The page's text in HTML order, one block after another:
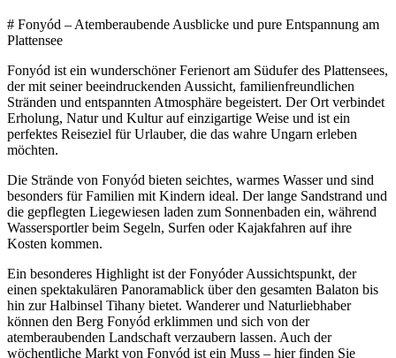
# Fonyód – Atemberaubende Ausblicke und pure Entspannung am
Plattensee
Fonyód ist ein wunderschöner Ferienort am Südufer des Plattensees,
der mit seiner beeindruckenden Aussicht, familienfreundlichen
Stränden und entspannten Atmosphäre begeistert. Der Ort verbindet
Erholung, Natur und Kultur auf einzigartige Weise und ist ein
perfektes Reiseziel für Urlauber, die das wahre Ungarn erleben
möchten.
Die Strände von Fonyód bieten seichtes, warmes Wasser und sind
besonders für Familien mit Kindern ideal. Der lange Sandstrand und
die gepflegten Liegewiesen laden zum Sonnenbaden ein, während
Wassersportler beim Segeln, Surfen oder Kajakfahren auf ihre
Kosten kommen.
Ein besonderes Highlight ist der Fonyóder Aussichtspunkt, der
einen spektakulären Panoramablick über den gesamten Balaton bis
hin zur Halbinsel Tihany bietet. Wanderer und Naturliebhaber
können den Berg Fonyód erklimmen und sich von der
atemberaubenden Landschaft verzaubern lassen. Auch der
wöchentliche Markt von Fonyód ist ein Muss – hier finden Sie